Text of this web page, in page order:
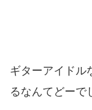
ギターアイドル
るなんてどーで